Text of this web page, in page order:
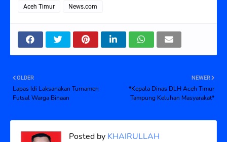
Aceh Timur News.com
NEWER
*Kepala Dinas DLH Aceh Timur
Tampung Keluhan Masyarakat*
OLDER
Lapas Idi Laksanakan Turnamen
Futsal Warga Binaan
Posted by KHAIRULLAH